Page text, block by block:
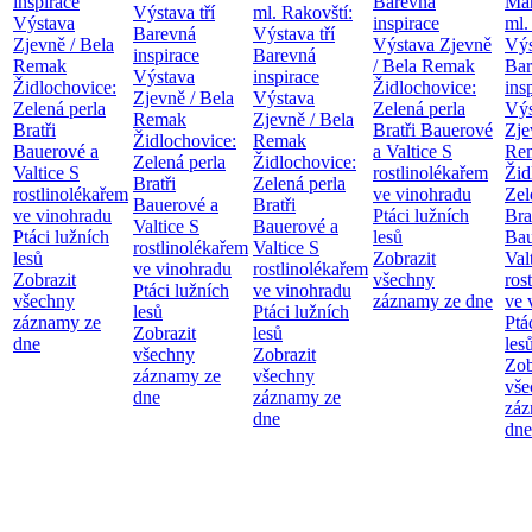
Výstava
Zjevně / Bela
Remak
Židlochovice:
Zelená perla
Bratři
Bauerové a
Valtice S
rostlinolékařem
ve vinohradu
Ptáci lužních
lesů
Zobrazit
všechny
záznamy ze
dne
Výstava tří
Barevná
inspirace
Výstava
Zjevně / Bela
Remak
Židlochovice:
Zelená perla
Bratři
Bauerové a
Valtice S
rostlinolékařem
ve vinohradu
Ptáci lužních
lesů
Zobrazit
všechny
záznamy ze
dne
ml. Rakovští:
Výstava tří
Barevná
inspirace
Výstava
Zjevně / Bela
Remak
Židlochovice:
Zelená perla
Bratři
Bauerové a
Valtice S
rostlinolékařem
ve vinohradu
Ptáci lužních
lesů
Zobrazit
všechny
záznamy ze
dne
inspirace
Výstava Zjevně
/ Bela Remak
Židlochovice:
Zelená perla
Bratři Bauerové
a Valtice S
rostlinolékařem
ve vinohradu
Ptáci lužních
lesů
Zobrazit
všechny
záznamy ze dne
ml.
ve
dne